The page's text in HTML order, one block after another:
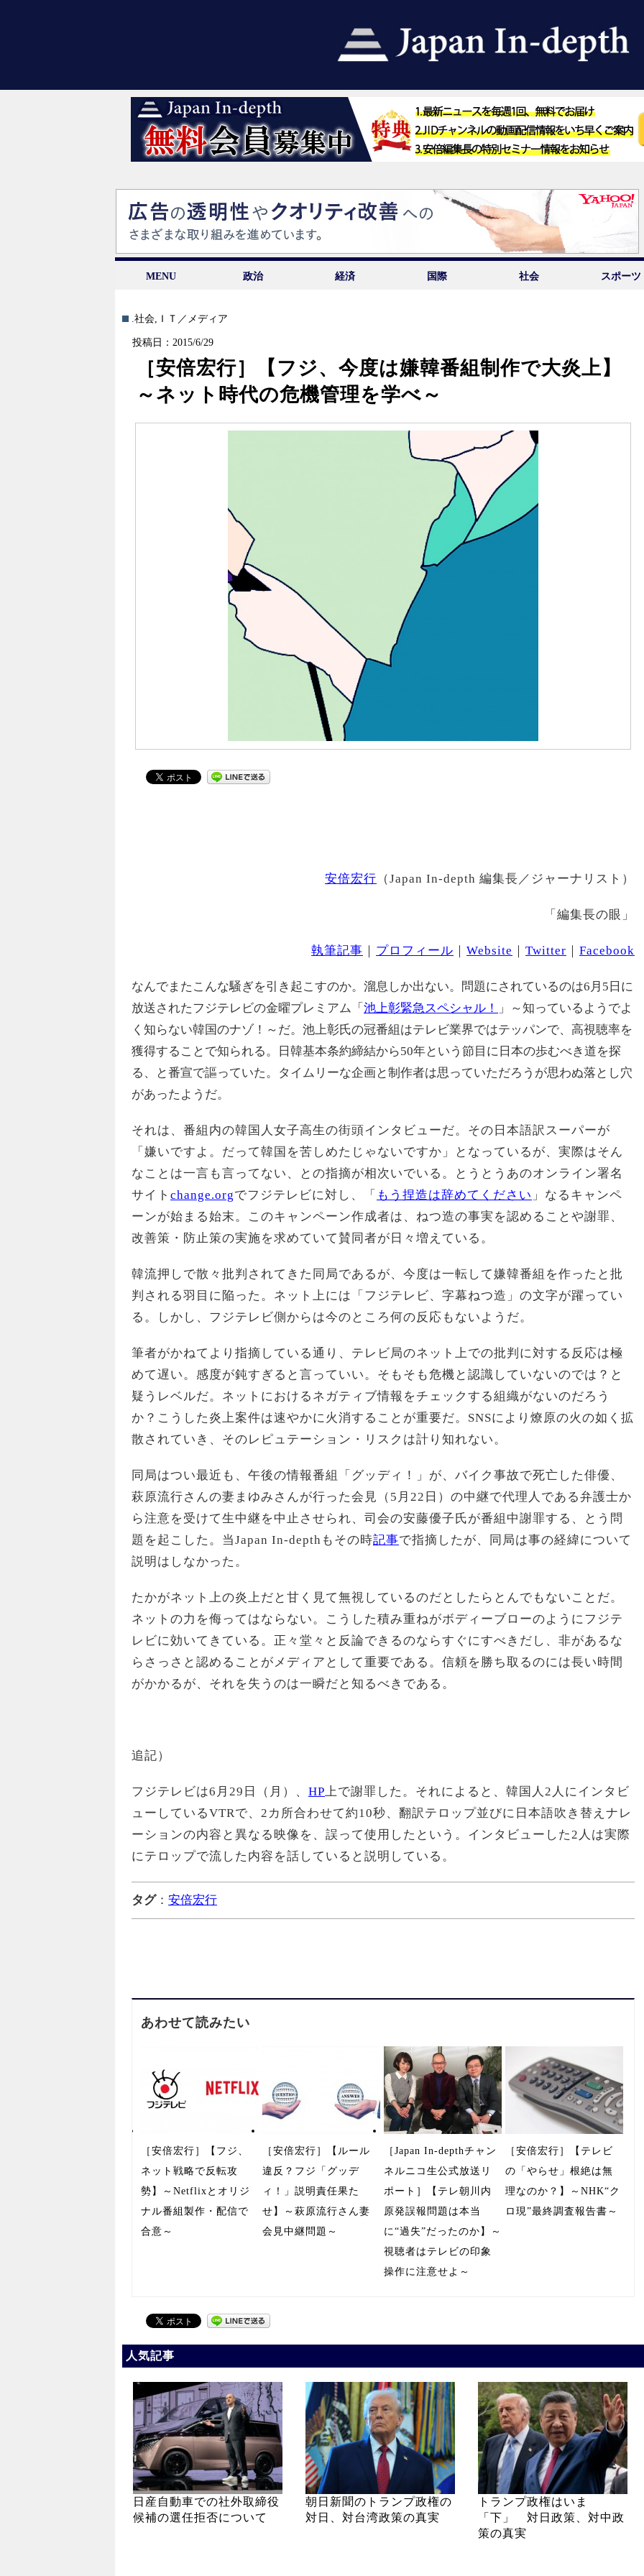
MENU 政治 経済 国際 社会 スポーツ
.社会, ＩＴ／メディア
投稿日：2015/6/29
［安倍宏行］【フジ、今度は嫌韓番組制作で大炎上】
～ネット時代の危機管理を学べ～
安倍宏行 （Japan In-depth 編集長／ジャーナリスト）
「編集長の眼」
執筆記事 ｜ プロフィール ｜ Website ｜ Twitter ｜ Facebook
なんでまたこんな騒ぎを引き起こすのか。溜息しか出ない。問題にされているのは6月5日に
放送されたフジテレビの金曜プレミアム「 池上彰緊急スペシャル！
」～知っているようでよ
く知らない韓国のナゾ！～だ。池上彰氏の冠番組はテレビ業界ではテッパンで、高視聴率を
獲得することで知られる。日韓基本条約締結から50年という節目に日本の歩むべき道を探
る、と番宣で謳っていた。タイムリーな企画と制作者は思っていただろうが思わぬ落とし穴
があったようだ。
それは、番組内の韓国人女子高生の街頭インタビューだ。その日本語訳スーパーが
「嫌いですよ。だって韓国を苦しめたじゃないですか」となっているが、実際はそん
なことは一言も言ってない、との指摘が相次いでいる。とうとうあのオンライン署名
サイト change.orgでフジテレビに対し、「 もう捏造は辞めてください 」なるキャンペ
ーンが始まる始末。このキャンペーン作成者は、ねつ造の事実を認めることや謝罪、
改善策・防止策の実施を求めていて賛同者が日々増えている。
韓流押しで散々批判されてきた同局であるが、今度は一転して嫌韓番組を作ったと批
判される羽目に陥った。ネット上には「フジテレビ、字幕ねつ造」の文字が躍ってい
る。しかし、フジテレビ側からは今のところ何の反応もないようだ。
筆者がかねてより指摘している通り、テレビ局のネット上での批判に対する反応は極
めて遅い。感度が鈍すぎると言っていい。そもそも危機と認識していないのでは？と
疑うレベルだ。ネットにおけるネガティブ情報をチェックする組織がないのだろう
か？こうした炎上案件は速やかに火消することが重要だ。SNSにより燎原の火の如く拡
散されていき、そのレピュテーション・リスクは計り知れない。
同局はつい最近も、午後の情報番組「グッディ！」が、バイク事故で死亡した俳優、
萩原流行さんの妻まゆみさんが行った会見（5月22日）の中継で代理人である弁護士か
ら注意を受けて生中継を中止させられ、司会の安藤優子氏が番組中謝罪する、とう問
題を起こした。当Japan In-depthもその時記事で指摘したが、同局は事の経緯について
説明はしなかった。
たかがネット上の炎上だと甘く見て無視しているのだとしたらとんでもないことだ。
ネットの力を侮ってはならない。こうした積み重ねがボディーブローのようにフジテ
レビに効いてきている。正々堂々と反論できるのならすぐにすべきだし、非があるな
らさっさと認めることがメディアとして重要である。信頼を勝ち取るのには長い時間
がかかるが、それを失うのは一瞬だと知るべきである。
追記）
フジテレビは6月29日（月）、 HP上で謝罪した。それによると、韓国人2人にインタビ
ューしているVTRで、2カ所合わせて約10秒、翻訳テロップ並びに日本語吹き替えナレ
ーションの内容と異なる映像を、誤って使用したという。インタビューした2人は実際
にテロップで流した内容を話していると説明している。
タグ： 安倍宏行
あわせて読みたい
［安倍宏行］【フジ、
ネット戦略で反転攻
勢】～Netflixとオリジ
ナル番組製作・配信で
合意～
［安倍宏行］【ルール
違反？フジ「グッデ
ィ！」説明責任果た
せ】～萩原流行さん妻
会見中継問題～
［Japan In-depthチャン
ネルニコ生公式放送リ
ポート］【テレ朝川内
原発誤報問題は本当
に“過失”だったのか】～
視聴者はテレビの印象
操作に注意せよ～
［安倍宏行］【テレビ
の「やらせ」根絶は無
理なのか？】～NHK“ク
ロ現”最終調査報告書～
人気記事
日産自動車での社外取締役
候補の選任拒否について
朝日新聞のトランプ政権の
対日、対台湾政策の真実
トランプ政権はいま
「下」 対日政策、対中政
策の真実